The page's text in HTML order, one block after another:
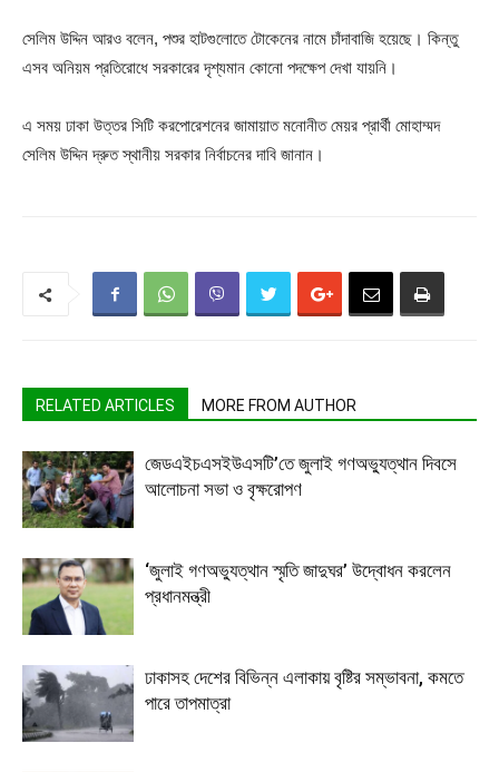
সেলিম উদ্দিন আরও বলেন, পশুর হাটগুলোতে টোকেনের নামে চাঁদাবাজি হয়েছে। কিন্তু
এসব অনিয়ম প্রতিরোধে সরকারের দৃশ্যমান কোনো পদক্ষেপ দেখা যায়নি।
এ সময় ঢাকা উত্তর সিটি করপোরেশনের জামায়াত মনোনীত মেয়র প্রার্থী মোহাম্মদ
সেলিম উদ্দিন দ্রুত স্থানীয় সরকার নির্বাচনের দাবি জানান।
RELATED ARTICLES MORE FROM AUTHOR
জেডএইচএসইউএসটি’তে জুলাই গণঅভ্যুত্থান দিবসে
আলোচনা সভা ও বৃক্ষরোপণ
‘জুলাই গণঅভ্যুত্থান স্মৃতি জাদুঘর’ উদ্বোধন করলেন
প্রধানমন্ত্রী
ঢাকাসহ দেশের বিভিন্ন এলাকায় বৃষ্টির সম্ভাবনা, কমতে
পারে তাপমাত্রা